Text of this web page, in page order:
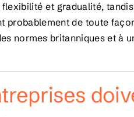
et gradualité,
probablement de toute
normes britanniques et à